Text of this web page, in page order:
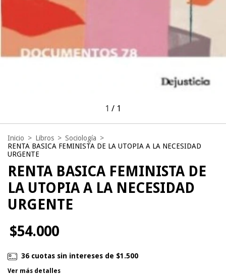
1 / 1
Inicio > Libros > Sociología >
RENTA BASICA FEMINISTA DE LA UTOPIA A LA NECESIDAD
URGENTE
RENTA BASICA FEMINISTA DE
LA UTOPIA A LA NECESIDAD
URGENTE
$54.000
36 cuotas sin intereses de $1.500
Ver más detalles